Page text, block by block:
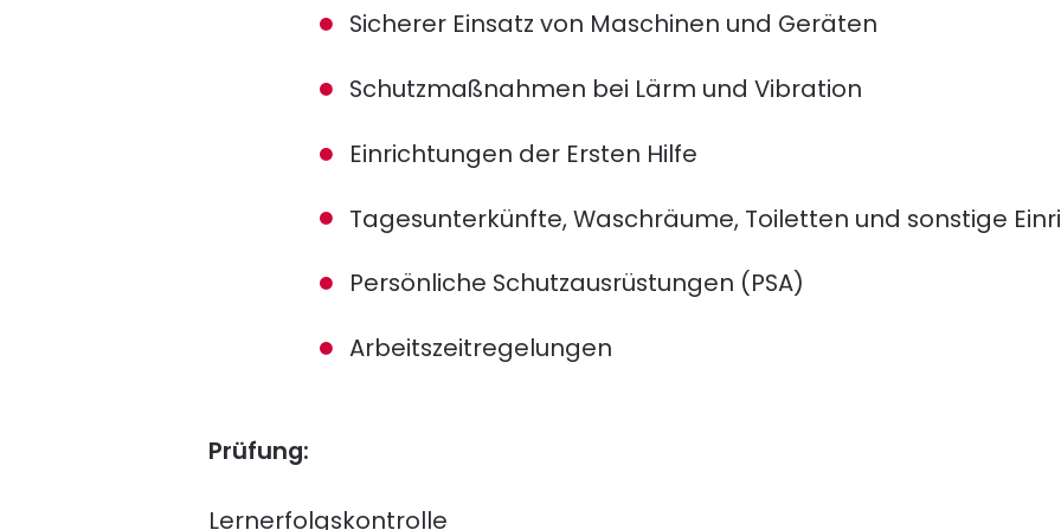
Sicherer Einsatz von Maschinen und Geräten
Schutzmaßnahmen bei Lärm und Vibration
Einrichtungen der Ersten Hilfe
Tagesunterkünfte, Waschräume, Toiletten und sonstige
Persönliche Schutzausrüstungen (PSA)
Arbeitszeitregelungen
Prüfung:
Lernerfolgskontrolle